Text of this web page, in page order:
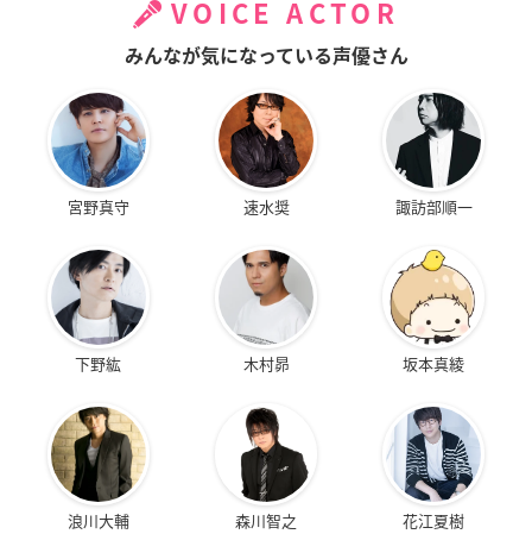
VOICE ACTOR
みんなが気になっている声優さん
宮野真守 速水奨 諏訪部順一
下野紘 木村昴 坂本真綾
浪川大輔 森川智之 花江夏樹